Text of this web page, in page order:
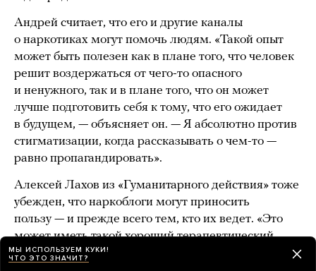
Андрей считает, что его и другие каналы
о наркотиках могут помочь людям. «Такой опыт
может быть полезен как в плане того, что человек
решит воздержаться от чего-то опасного
и ненужного, так и в плане того, что он может
лучше подготовить себя к тому, что его ожидает
в будущем, — объясняет он. — Я абсолютно против
стигматизации, когда рассказывать о чем-то —
равно пропагандировать».
Алексей Лахов из «Гуманитарного действия» тоже
убежден, что наркоблоги могут приносить
пользу — и прежде всего тем, кто их ведет. «Это
может иметь такой хороший терапевтический
эффект, — рассуждает он. — Когда авторы каналов
МЫ ИСПОЛЬЗУЕМ КУКИ!
ЧТО ЭТО ЗНАЧИТ?